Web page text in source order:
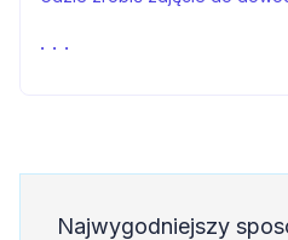
Najwygodniejszy